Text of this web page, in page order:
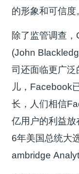
的形象和可信度
除了监管调查
(John
司还面临更广
儿，Facebook
长，人们相信
亿用户的利益
6年美国总统大
ambridge